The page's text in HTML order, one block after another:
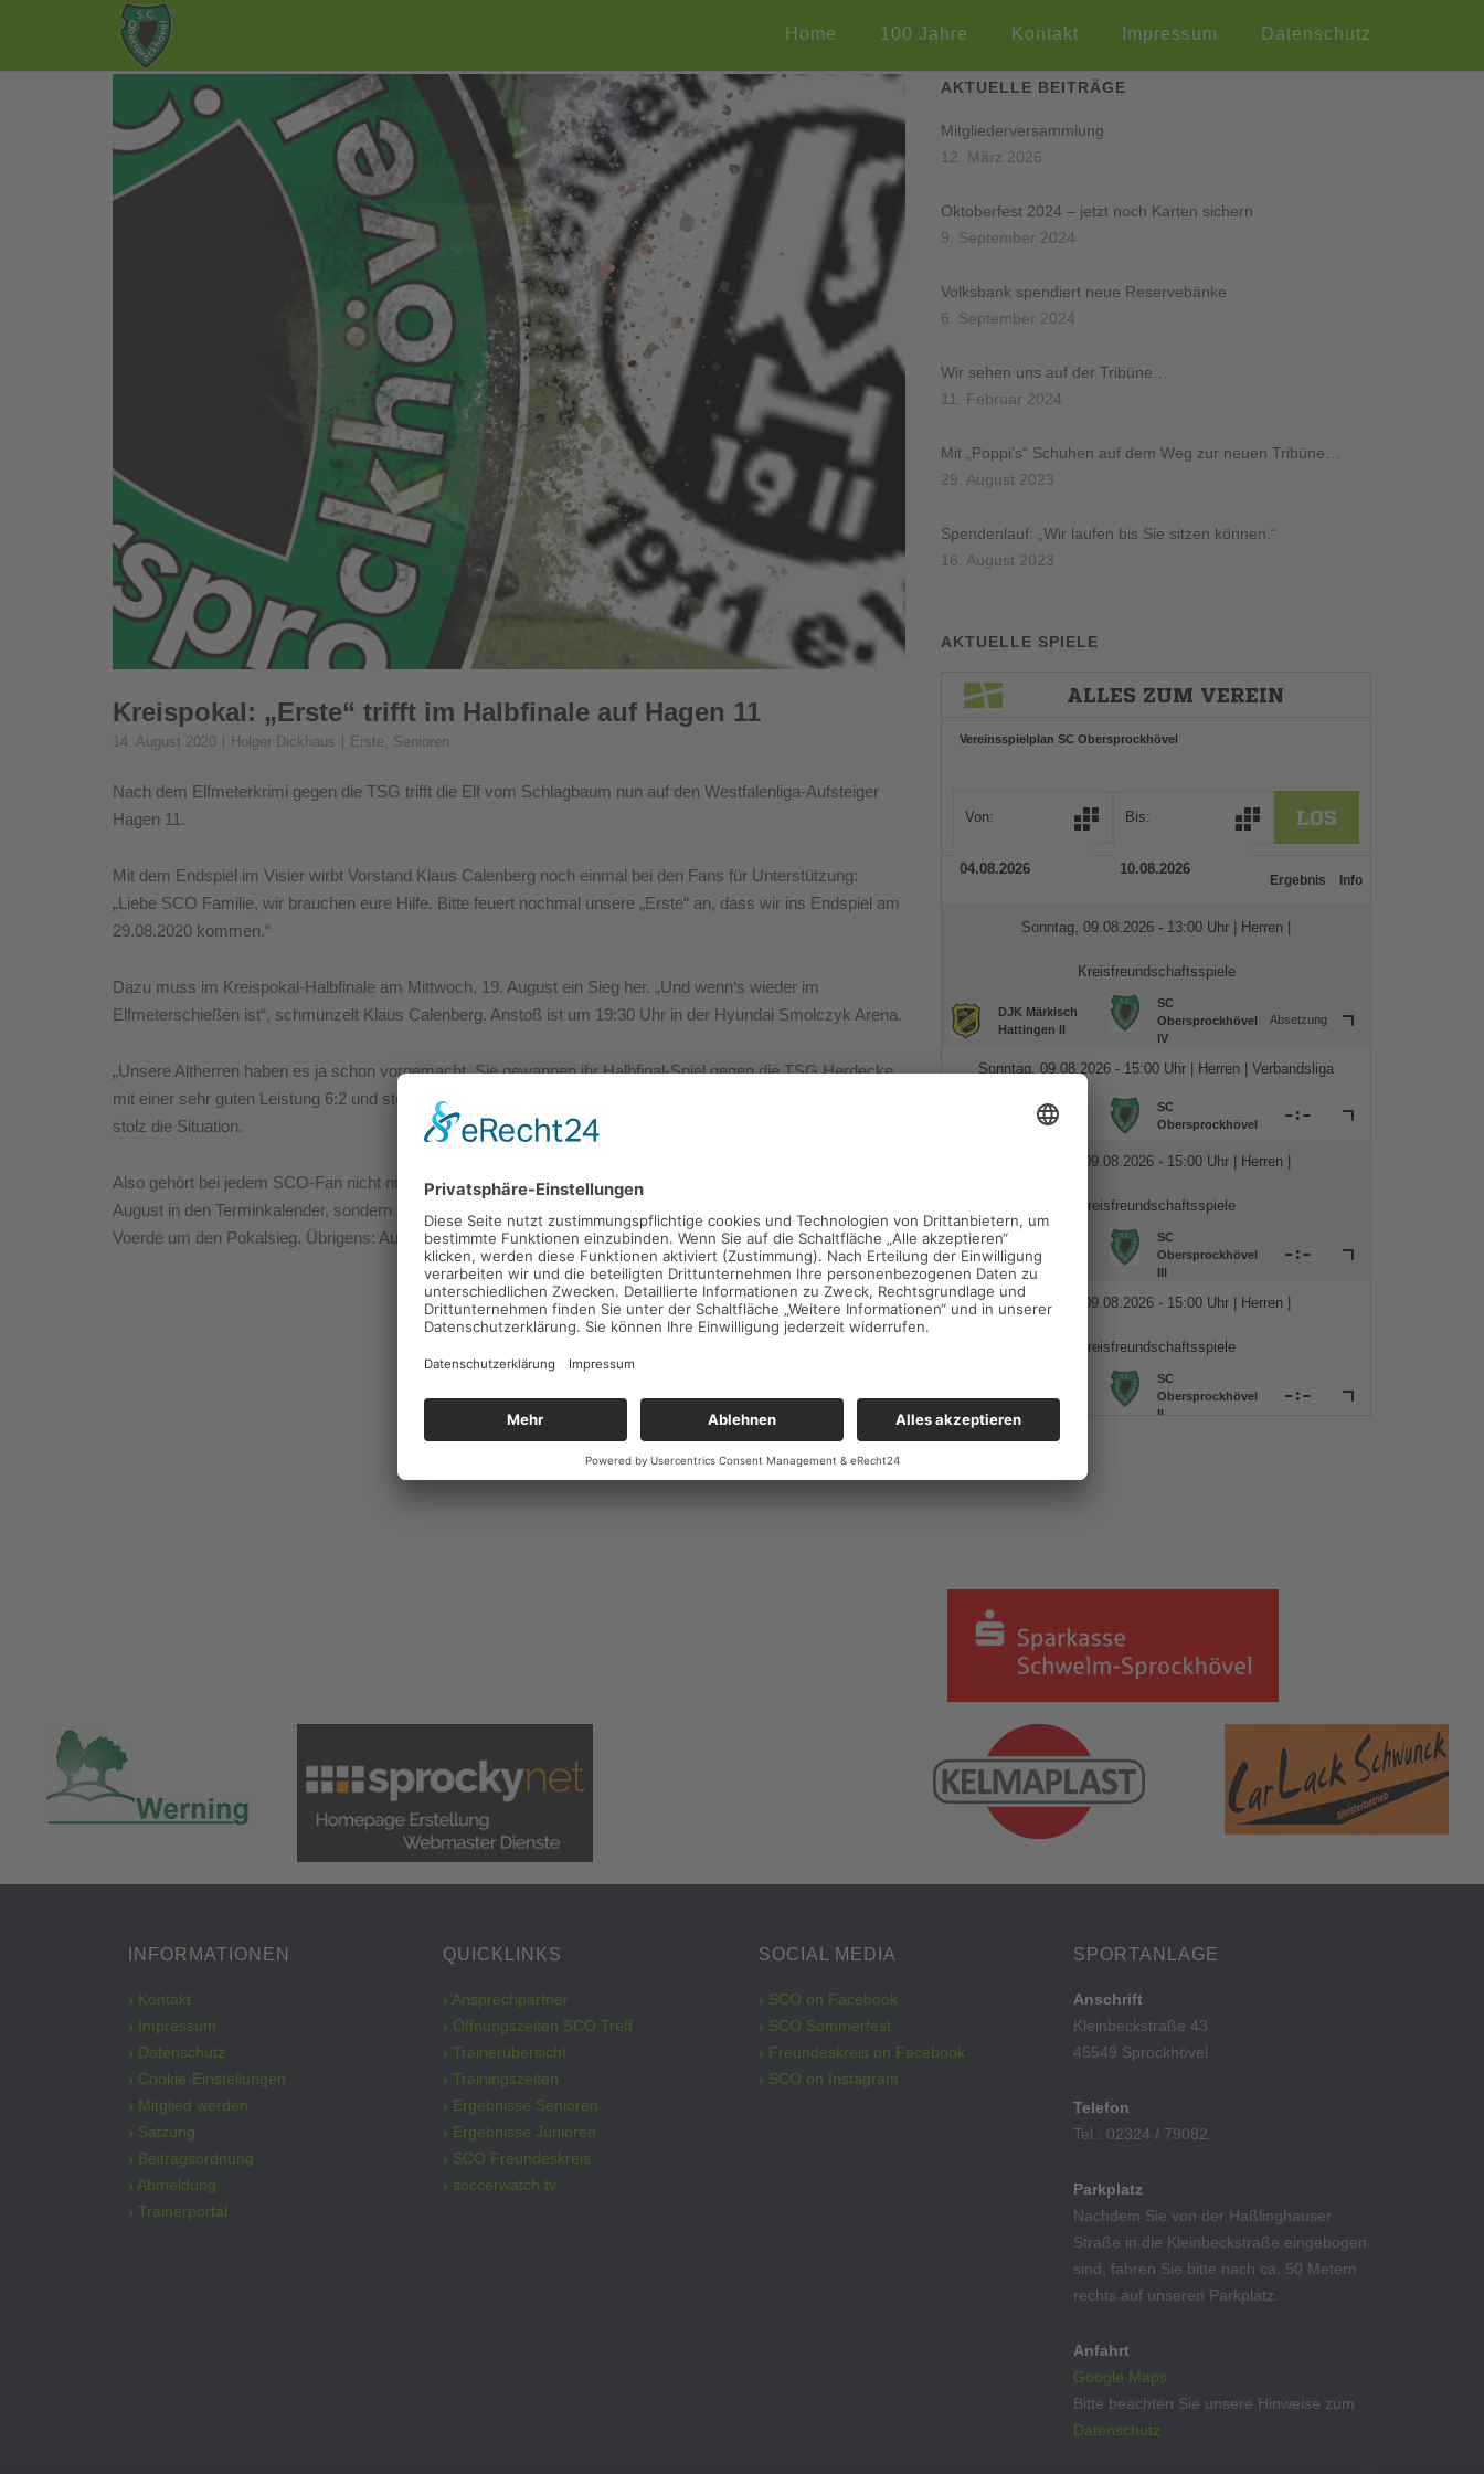
Home 100 Jahre Kontakt Impressum Datenschutz
Kreispokal: „Erste“ trifft im Halbfinale auf Hagen 11
14. August 2020 Holger Dickhaus Erste Senioren
Nach dem Elfmeterkrimi gegen die TSG trifft die Elf vom Schlagbaum nun auf den Westfalenliga-Aufsteiger
Hagen 11.
Mit dem Endspiel im Visier wirbt Vorstand Klaus Calenberg noch einmal bei den Fans für Unterstützung:
„Liebe SCO Familie, wir brauchen eure Hilfe. Bitte feuert nochmal unsere „Erste“ an, dass wir ins Endspiel am
29.08.2020 kommen.“
Dazu muss im Kreispokal-Halbfinale am Mittwoch, 19. August ein Sieg her. „Und wenn‘s wieder im
Elfmeterschießen ist“, schmunzelt Klaus Calenberg. Anstoß ist um 19:30 Uhr in der Hyundai Smolczyk Arena.
„Unsere Altherren haben es ja schon vorgemacht. Sie gewannen ihr Halbfinal-Spiel gegen die TSG Herdecke
mit einer sehr guten Leistung 6:2 und stehen im Endspiel des Krombacher Kreispokals“, erklärt Calenberg
stolz die Situation.
Also gehört bei jedem SCO-Fan nicht nur das Halbfinale der „Ersten“ gegen die SpVg. Hagen 1911 am 19.
August in den Terminkalender, sondern auch der 29. August. Dann kämpfen die Altherren gegen Blau Weiß
Voerde um den Pokalsieg. Übrigens: Auch die Altherren freuen sich über Unterstützung von der Tribüne.
AKTUELLE BEITRÄGE
Mitgliederversammlung
12. März 2026
Oktoberfest 2024 – jetzt noch Karten sichern
9. September 2024
Volksbank spendiert neue Reservebänke
6. September 2024
Wir sehen uns auf der Tribüne…
11. Februar 2024
Mit „Poppi’s“ Schuhen auf dem Weg zur neuen Tribüne…
29. August 2023
Spendenlauf: „Wir laufen bis Sie sitzen können.“
16. August 2023
AKTUELLE SPIELE
INFORMATIONEN
› Kontakt
› Impressum
› Datenschutz
› Cookie-Einstellungen
› Mitglied werden
› Satzung
› Beitragsordnung
› Abmeldung
› Trainerportal
QUICKLINKS
› Ansprechpartner
› Öffnungszeiten SCO Treff
› Trainerübersicht
› Trainingszeiten
› Ergebnisse Senioren
› Ergebnisse Junioren
› SCO Freundeskreis
› soccerwatch.tv
SOCIAL MEDIA
› SCO on Facebook
› SCO Sommerfest
› Freundeskreis on Facebook
› SCO on Instagram
SPORTANLAGE
Anschrift
Kleinbeckstraße 43
45549 Sprockhövel
Telefon
Tel.: 02324 / 79082
Parkplatz
Nachdem Sie von der Haßlinghauser
Straße in die Kleinbeckstraße eingebogen
sind, fahren Sie bitte nach ca. 50 Metern
rechts auf unseren Parkplatz.
Anfahrt
Google Maps
Bitte beachten Sie unsere Hinweise zum
Datenschutz